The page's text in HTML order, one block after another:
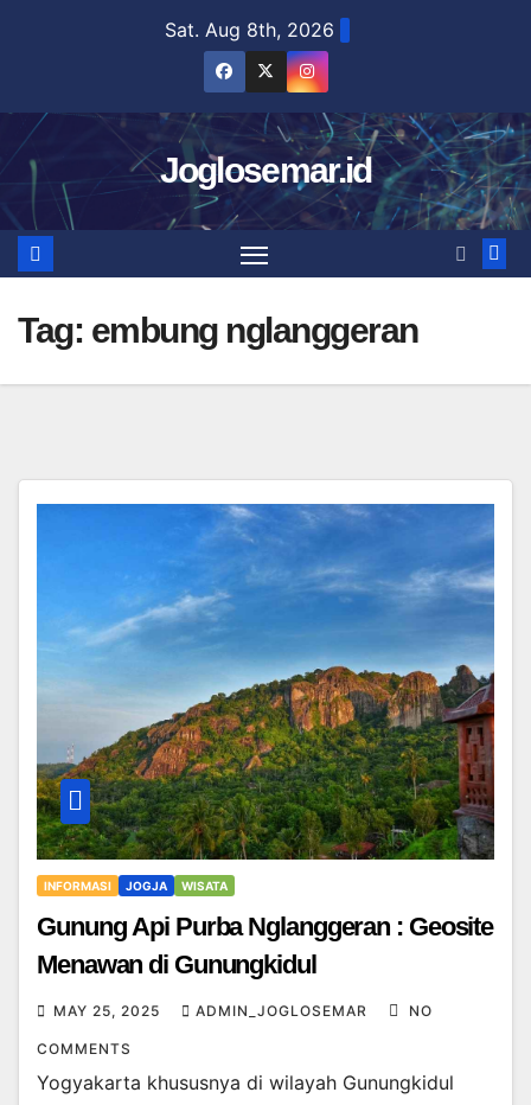
Sat. Aug 8th, 2026
Joglosemar.id
Tag: embung nglanggeran
INFORMASI JOGJA WISATA
Gunung Api Purba Nglanggeran : Geosite
Menawan di Gunungkidul
MAY 25, 2025 ADMIN_JOGLOSEMAR NO
COMMENTS
Yogyakarta khususnya di wilayah Gunungkidul